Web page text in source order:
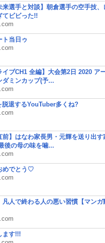
来選手と対談】朝倉選手の空手技、
てビビった!!
ト当日ゥ
イブCH1 全編】大会第2日 2020 ア
ダミンカップ(予...
脱退するYouTuber多くね?
前】はなわ家長男・元輝を送り出す
後の母の味を噛...
めでとう♡
凡人で終わる人の悪い習慣【マンガ
ます!!!